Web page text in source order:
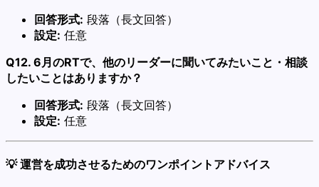
回答形式: 段落（長文回答）
設定: 任意
Q12. 6月のRTで、他のリーダーに聞いてみたいこと・相談
したいことはありますか？
回答形式: 段落（長文回答）
設定: 任意
💡 運営を成功させるためのワンポイントアドバイス